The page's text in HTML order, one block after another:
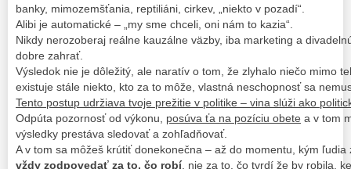
banky, mimozemšťania, reptiliáni, cirkev, „niekto v pozadí“.
Alibi je automatické – „my sme chceli, oni nám to kazia“.
Nikdy nerozoberaj reálne kauzálne väzby, iba marketing a
dobre zahrať.
Výsledok nie je dôležitý, ale naratív o tom, že zlyhalo niečo mimo
existuje stále niekto, kto za to môže, vlastná neschopnosť sa
Tento postup udržiava tvoje prežitie v politike – vina slúži ako
Odpúta pozornosť od výkonu, posúva ťa na pozíciu obete a v tom
výsledky prestáva sledovať a zohľadňovať.
A v tom sa môžeš krútiť donekonečna – až do momentu, kým
vždy zodpovedať za to, čo robí, nie za to, čo tvrdí že by robila,